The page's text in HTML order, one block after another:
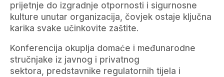
prijetnje do izgradnje otpornosti i sigurnosne
kulture unutar organizacija, čovjek ostaje ključna
karika svake učinkovite zaštite.
Konferencija okuplja domaće i međunarodne
stručnjake iz javnog i privatnog
sektora, predstavnike regulatornih tijela i